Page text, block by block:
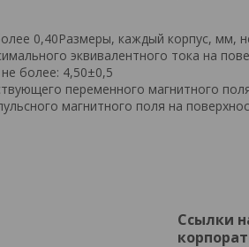
0,40Размеры, каждый корпус, мм,
эквивалентного тока на
более: 4,50±0,5
переменного магнитного
магнитного поля на
Ссылки